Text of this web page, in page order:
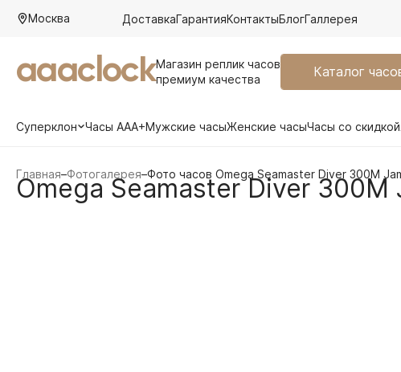
Москва ДоставкаГарантияКонтактыБлогГаллерея
aaaclockМагазин реплик часов
премиум качества
Каталог
Суперклон Часы AAA+Мужские часыЖенские часыЧасы со скидкой
Главная–Фотогалерея–Фото часов Omega Seamaster Diver 300M
Omega Seamaster Diver